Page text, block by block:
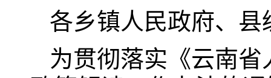
各乡镇人民政府、县
为贯彻落实《云南